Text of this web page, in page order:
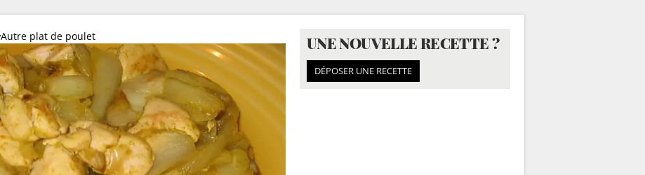
Autre plat de poulet UNE NOUVELLE RECETTE ?
DÉPOSER UNE RECETTE